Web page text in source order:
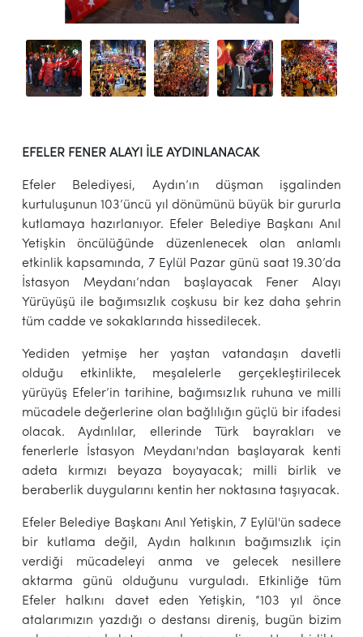
EFELER FENER ALAYI İLE AYDINLANACAK
Efeler Belediyesi, Aydın’ın düşman işgalinden
kurtuluşunun 103’üncü yıl dönümünü büyük bir gururla
kutlamaya hazırlanıyor. Efeler Belediye Başkanı Anıl
Yetişkin öncülüğünde düzenlenecek olan anlamlı
etkinlik kapsamında, 7 Eylül Pazar günü saat 19.30’da
İstasyon Meydanı’ndan başlayacak Fener Alayı
Yürüyüşü ile bağımsızlık coşkusu bir kez daha şehrin
tüm cadde ve sokaklarında hissedilecek.
Yediden yetmişe her yaştan vatandaşın davetli
olduğu etkinlikte, meşalelerle gerçekleştirilecek
yürüyüş Efeler’in tarihine, bağımsızlık ruhuna ve milli
mücadele değerlerine olan bağlılığın güçlü bir ifadesi
olacak. Aydınlılar, ellerinde Türk bayrakları ve
fenerlerle İstasyon Meydanı'ndan başlayarak kenti
adeta kırmızı beyaza boyayacak; milli birlik ve
beraberlik duygularını kentin her noktasına taşıyacak.
Efeler Belediye Başkanı Anıl Yetişkin, 7 Eylül'ün sadece
bir kutlama değil, Aydın halkının bağımsızlık için
verdiği mücadeleyi anma ve gelecek nesillere
aktarma günü olduğunu vurguladı. Etkinliğe tüm
Efeler halkını davet eden Yetişkin, “103 yıl önce
atalarımızın yazdığı o destansı direniş, bugün bizim